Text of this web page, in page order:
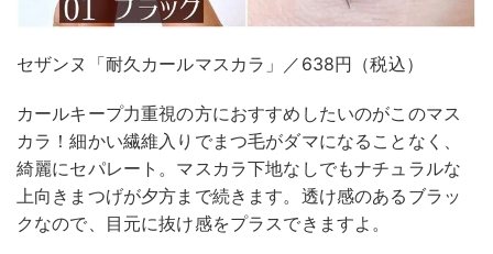
セザンヌ「耐久カールマスカラ」／638円（税込）
カールキープ力重視の方におすすめしたいのがこのマス
カラ！細かい繊維入りでまつ毛がダマになることなく、
綺麗にセパレート。マスカラ下地なしでもナチュラルな
上向きまつげが夕方まで続きます。透け感のあるブラッ
クなので、目元に抜け感をプラスできますよ。